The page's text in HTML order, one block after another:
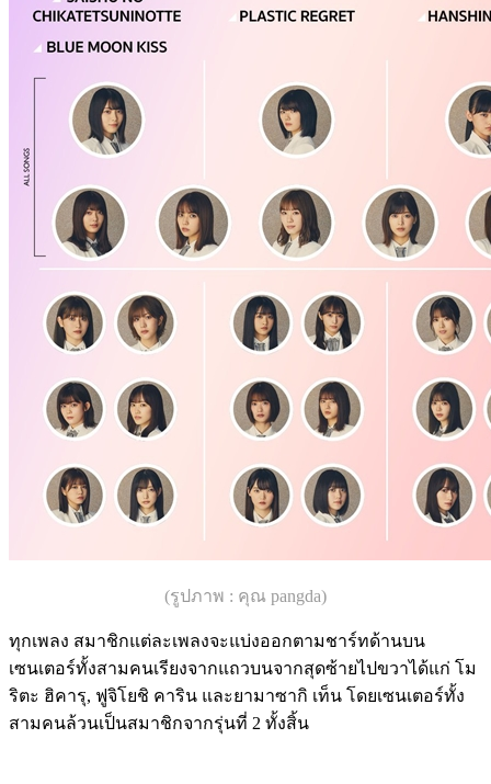
(รูปภาพ : คุณ pangda)
ทุกเพลง สมาชิกแต่ละเพลงจะแบ่งออกตามชาร์ทด้านบน
เซนเตอร์ทั้งสามคนเรียงจากแถวบนจากสุดซ้ายไปขวาได้แก่ โม
ริตะ ฮิคารุ, ฟูจิโยชิ คาริน และยามาซากิ เท็น โดยเซนเตอร์ทั้ง
สามคนล้วนเป็นสมาชิกจากรุ่นที่ 2 ทั้งสิ้น